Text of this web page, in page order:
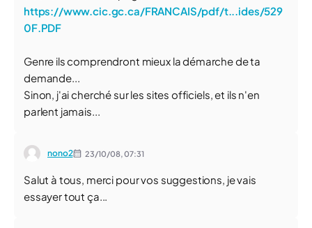
https://www.cic.gc.ca/FRANCAIS/pdf/t...ides/529
0F.PDF
Genre ils comprendront mieux la démarche de ta
demande...
Sinon, j'ai cherché sur les sites officiels, et ils n'en
parlent jamais...
nono2 23/10/08,07:31
Salut à tous, merci pour vos suggestions, je vais
essayer tout ça...